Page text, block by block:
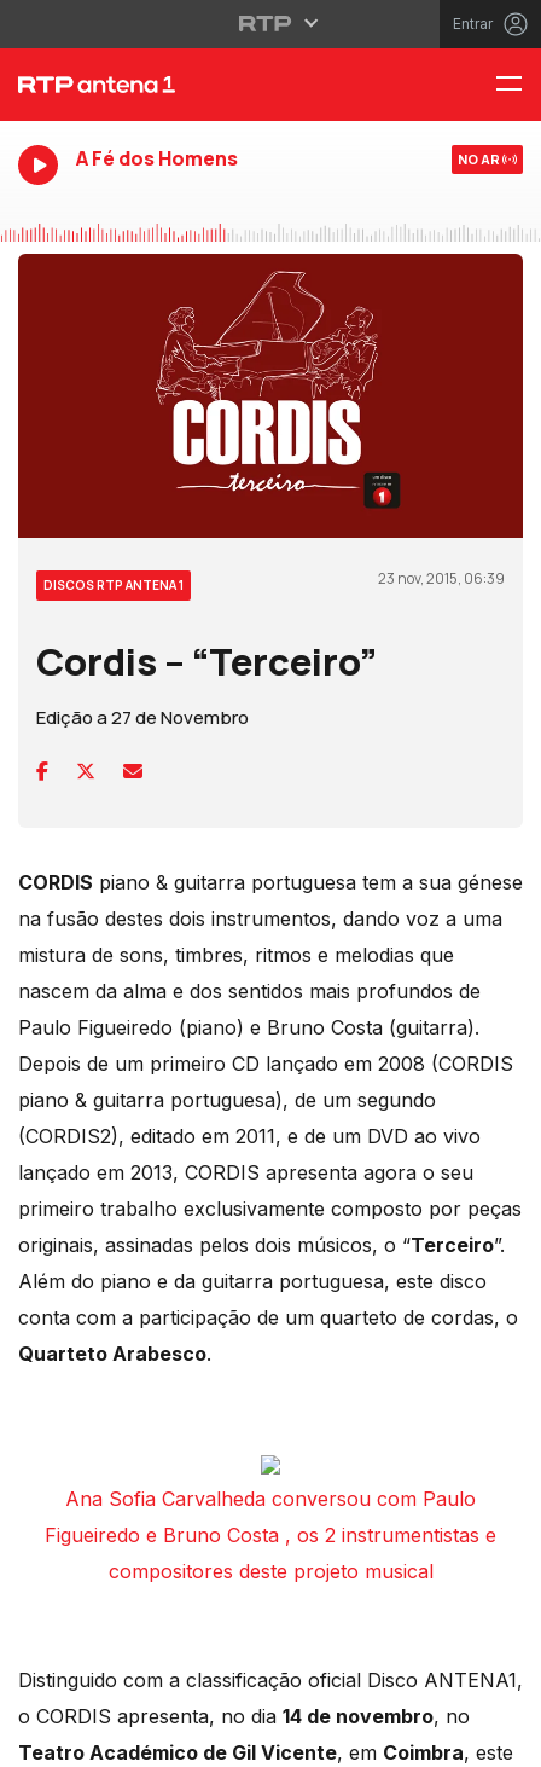
Entrar
A Fé dos Homens NO AR
DISCOS RTP ANTENA 1 23 nov, 2015, 06:39
Cordis – “Terceiro”
Edição a 27 de Novembro
CORDIS piano & guitarra portuguesa tem a sua génese
na fusão destes dois instrumentos, dando voz a uma
mistura de sons, timbres, ritmos e melodias que
nascem da alma e dos sentidos mais profundos de
Paulo Figueiredo (piano) e Bruno Costa (guitarra).
Depois de um primeiro CD lançado em 2008 (CORDIS
piano & guitarra portuguesa), de um segundo
(CORDIS2), editado em 2011, e de um DVD ao vivo
lançado em 2013, CORDIS apresenta agora o seu
primeiro trabalho exclusivamente composto por peças
originais, assinadas pelos dois músicos, o “Terceiro”.
Além do piano e da guitarra portuguesa, este disco
conta com a participação de um quarteto de cordas, o
Quarteto Arabesco.
Ana Sofia Carvalheda conversou com Paulo
Figueiredo e Bruno Costa , os 2 instrumentistas e
compositores deste projeto musical
Distinguido com a classificação oficial Disco ANTENA1,
o CORDIS apresenta, no dia 14 de novembro, no
Teatro Académico de Gil Vicente, em Coimbra, este